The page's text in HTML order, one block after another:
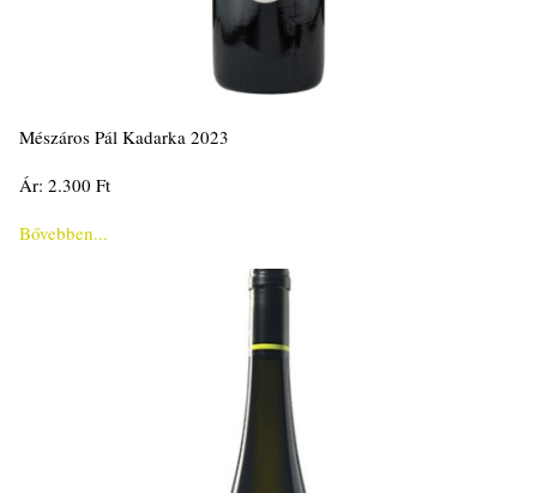
Mészáros Pál Kadarka 2023
Ár: 2.300 Ft
Bővebben...